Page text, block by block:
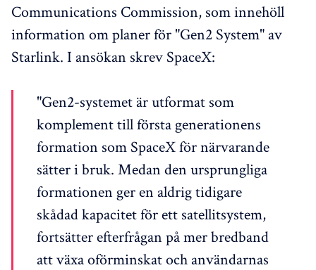
Communications Commission, som innehöll
information om planer för "Gen2 System" av
Starlink. I ansökan skrev SpaceX:
"Gen2-systemet är utformat som
komplement till första generationens
formation som SpaceX för närvarande
sätter i bruk. Medan den ursprungliga
formationen ger en aldrig tidigare
skådad kapacitet för ett satellitsystem,
fortsätter efterfrågan på mer bredband
att växa oförminskat och användarnas